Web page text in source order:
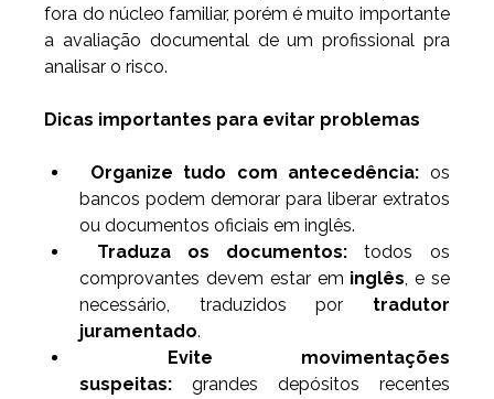
fora do núcleo familiar, porém é muito importante
a avaliação documental de um profissional pra
analisar o risco.
Dicas importantes para evitar problemas
Organize tudo com antecedência: os
bancos podem demorar para liberar extratos
ou documentos oficiais em inglês.
Traduza os documentos: todos os
comprovantes devem estar em inglês, e se
necessário, traduzidos por tradutor
juramentado.
Evite movimentações
suspeitas: grandes depósitos recentes